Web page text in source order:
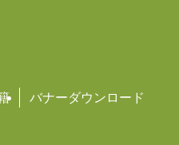
バナーダウンロード